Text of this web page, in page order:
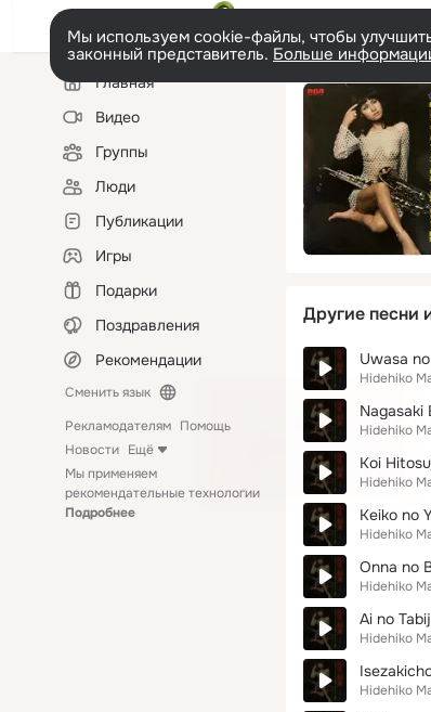
Мы используем cookie-файлы, чтобы
законный представитель. Больше
Левая
колонкаГлавная
Видео
Группы
Люди
Публикации
Игры
Подарки
Поздравления
Рекомендации
Сменить язык
Рекламодателям Помощь
Новости Ещё
Мы применяем
рекомендательные технологии
Подробнее
Другие песни
Uwasa
Hidehiko
Nagasaki
Hidehiko
Koi
Hidehiko
Keiko no
Hidehiko
Onna no
Hidehiko
Ai no
Hidehiko
Hidehiko